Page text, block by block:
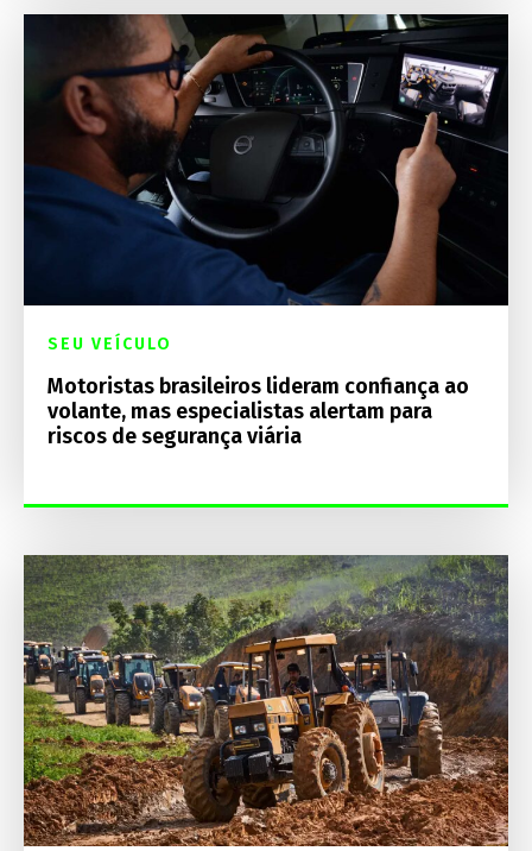
SEU VEÍCULO
Motoristas brasileiros lideram confiança ao
volante, mas especialistas alertam para
riscos de segurança viária